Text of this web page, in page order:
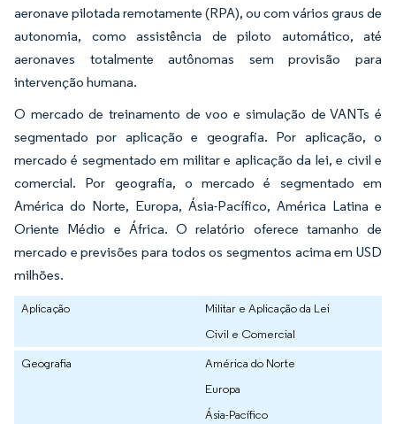
aeronave pilotada remotamente (RPA), ou com vários graus de
autonomia, como assistência de piloto automático, até
aeronaves totalmente autônomas sem provisão para
intervenção humana.
O mercado de treinamento de voo e simulação de VANTs é
segmentado por aplicação e geografia. Por aplicação, o
mercado é segmentado em militar e aplicação da lei, e civil e
comercial. Por geografia, o mercado é segmentado em
América do Norte, Europa, Ásia-Pacífico, América Latina e
Oriente Médio e África. O relatório oferece tamanho de
mercado e previsões para todos os segmentos acima em USD
milhões.
Aplicação
Militar e Aplicação da Lei
Civil e Comercial
Geografia
América do Norte
Europa
Ásia-Pacífico